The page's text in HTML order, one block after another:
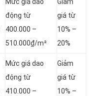
động từ
400.000 –
510.000₫/m²
giá từ
10% –
20%
Mức giá dao
động từ
410.000 –
Giảm
giá từ
10% –